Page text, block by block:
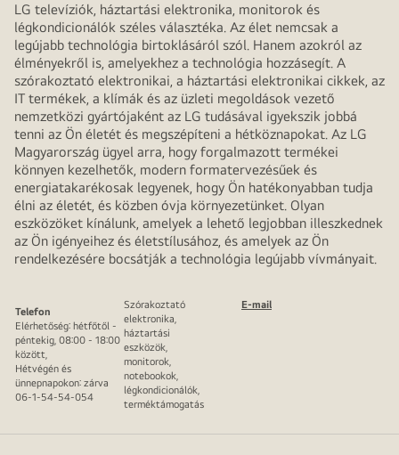
LG televíziók, háztartási elektronika, monitorok és
légkondicionálók széles választéka. Az élet nemcsak a
legújabb technológia birtoklásáról szól. Hanem azokról az
élményekről is, amelyekhez a technológia hozzásegít. A
szórakoztató elektronikai, a háztartási elektronikai cikkek, az
IT termékek, a klímák és az üzleti megoldások vezető
nemzetközi gyártójaként az LG tudásával igyekszik jobbá
tenni az Ön életét és megszépíteni a hétköznapokat. Az LG
Magyarország ügyel arra, hogy forgalmazott termékei
könnyen kezelhetők, modern formatervezésűek és
energiatakarékosak legyenek, hogy Ön hatékonyabban tudja
élni az életét, és közben óvja környezetünket. Olyan
eszközöket kínálunk, amelyek a lehető legjobban illeszkednek
az Ön igényeihez és életstílusához, és amelyek az Ön
rendelkezésére bocsátják a technológia legújabb vívmányait.
Telefon
Elérhetőség: hétfőtől -
péntekig, 08:00 - 18:00
között,
Hétvégén és
ünnepnapokon: zárva
06-1-54-54-054
Szórakoztató
elektronika,
háztartási
eszközök,
monitorok,
notebookok,
légkondicionálók,
terméktámogatás
E-mail